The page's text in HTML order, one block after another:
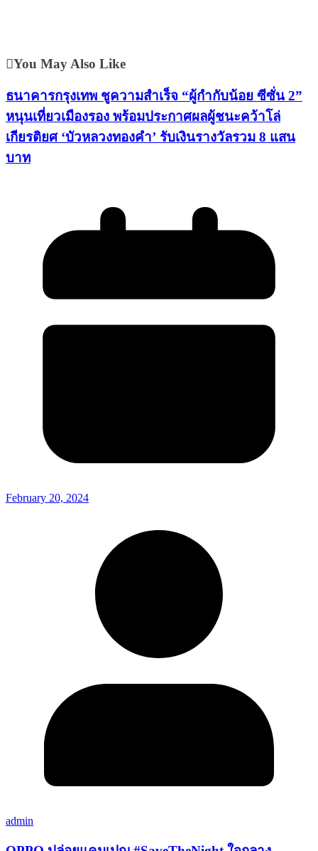
You May Also Like
ธนาคารกรุงเทพ ชูความสำเร็จ “ผู้กำกับน้อย ซีซั่น 2”
หนุนเที่ยวเมืองรอง พร้อมประกาศผลผู้ชนะคว้าโล่
เกียรติยศ ‘บัวหลวงทองคำ’ รับเงินรางวัลรวม 8 แสน
บาท
February 20, 2024
admin